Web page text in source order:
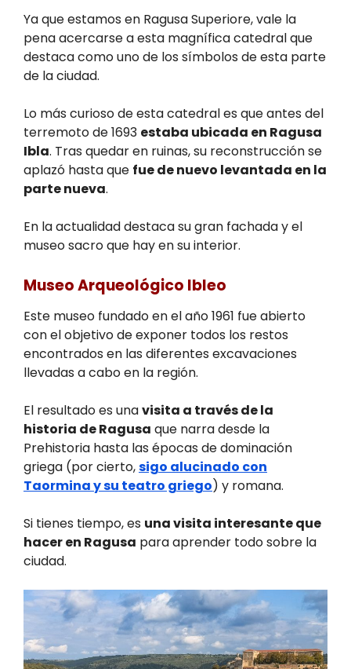
Ya que estamos en Ragusa Superiore, vale la
pena acercarse a esta magnífica catedral que
destaca como uno de los símbolos de esta parte
de la ciudad.
Lo más curioso de esta catedral es que antes del
terremoto de 1693 estaba ubicada en Ragusa
Ibla. Tras quedar en ruinas, su reconstrucción se
aplazó hasta que fue de nuevo levantada en la
parte nueva.
En la actualidad destaca su gran fachada y el
museo sacro que hay en su interior.
Museo Arqueológico Ibleo
Este museo fundado en el año 1961 fue abierto
con el objetivo de exponer todos los restos
encontrados en las diferentes excavaciones
llevadas a cabo en la región.
El resultado es unavisita a través de la
historia de Ragusa que narra desde la
Prehistoria hasta las épocas de dominación
griega (por cierto,sigo alucinado con
Taormina y su teatro griego) y romana.
Si tienes tiempo, es una visita interesante que
hacer en Ragusa para aprender todo sobre la
ciudad.